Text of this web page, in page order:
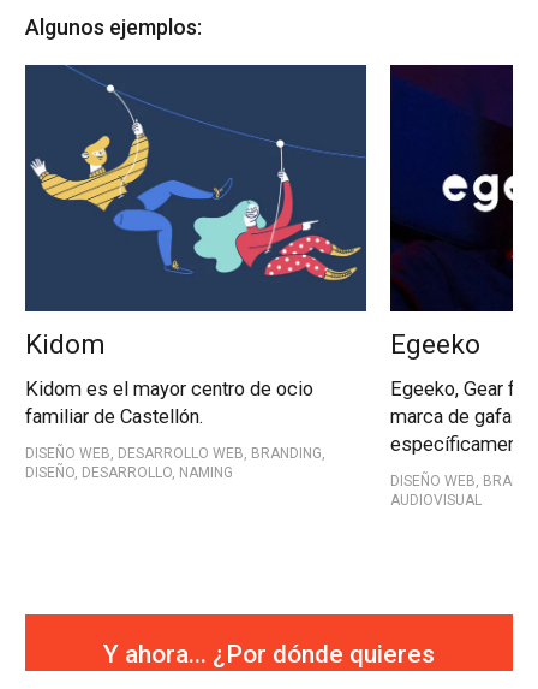
Algunos ejemplos:
Kidom
Kidom es el mayor centro de ocio
familiar de Castellón.
DISEÑO WEB, DESARROLLO WEB, BRANDING,
DISEÑO, DESARROLLO, NAMING
Egeeko
Egeeko, Gear
marca de gafas
específicamente
DISEÑO WEB,
AUDIOVISUAL
Y ahora... ¿Por dónde quieres